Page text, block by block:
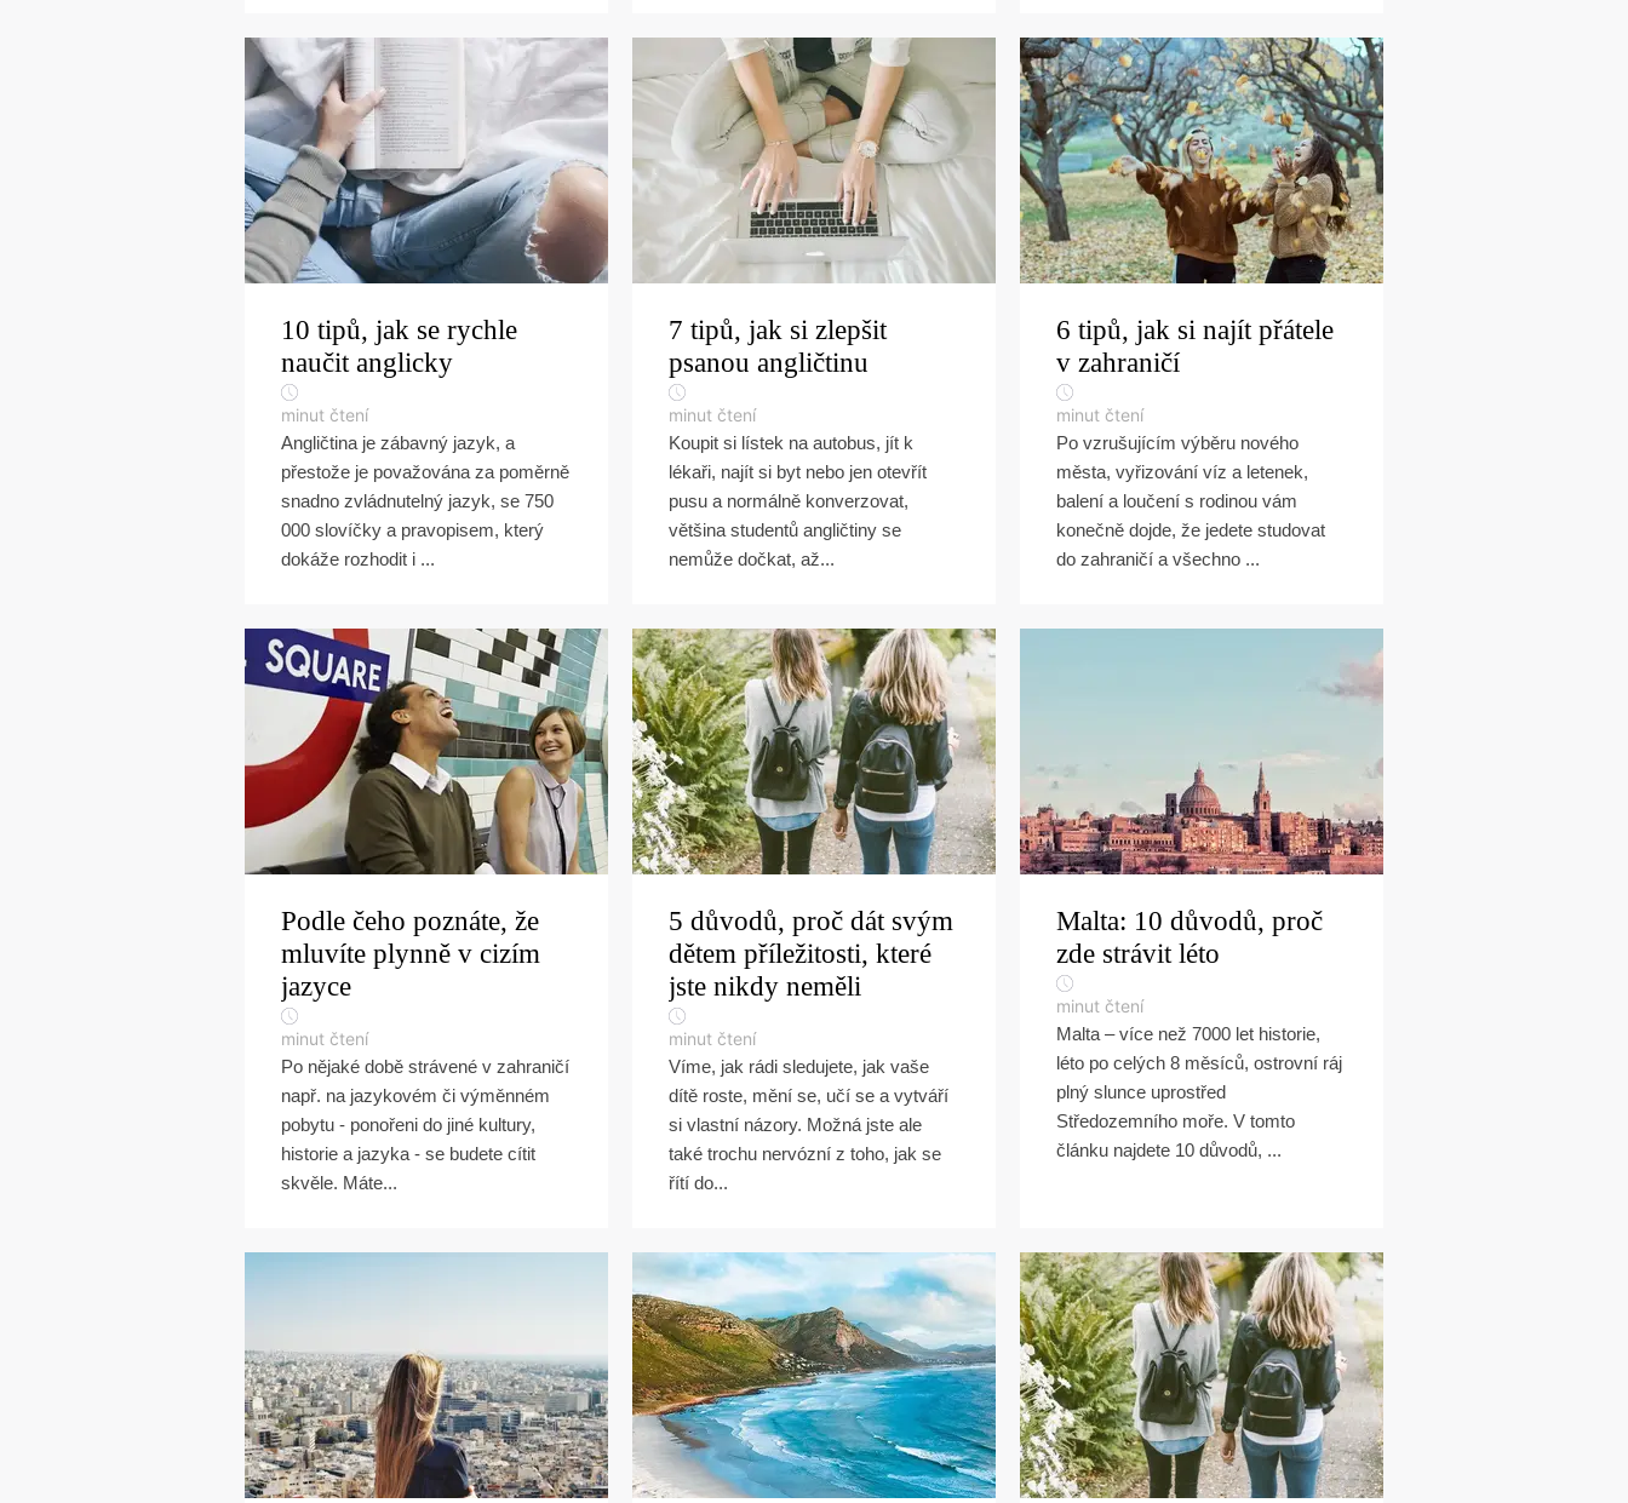
10 tipů, jak se rychle
naučit anglicky
minut čtení
Angličtina je zábavný jazyk, a
přestože je považována za poměrně
snadno zvládnutelný jazyk, se 750
000 slovíčky a pravopisem, který
dokáže rozhodit i ...
7 tipů, jak si zlepšit
psanou angličtinu
minut čtení
Koupit si lístek na autobus, jít k
lékaři, najít si byt nebo jen otevřít
pusu a normálně konverzovat,
většina studentů angličtiny se
nemůže dočkat, až...
6 tipů, jak si najít přátele
v zahraničí
minut čtení
Po vzrušujícím výběru nového
města, vyřizování víz a letenek,
balení a loučení s rodinou vám
konečně dojde, že jedete studovat
do zahraničí a všechno ...
Podle čeho poznáte, že
mluvíte plynně v cizím
jazyce
minut čtení
Po nějaké době strávené v zahraničí
např. na jazykovém či výměnném
pobytu - ponořeni do jiné kultury,
historie a jazyka - se budete cítit
skvěle. Máte...
5 důvodů, proč dát svým
dětem příležitosti, které
jste nikdy neměli
minut čtení
Víme, jak rádi sledujete, jak vaše
dítě roste, mění se, učí se a vytváří
si vlastní názory. Možná jste ale
také trochu nervózní z toho, jak se
řítí do...
Malta: 10 důvodů, proč
zde strávit léto
minut čtení
Malta – více než 7000 let historie,
léto po celých 8 měsíců, ostrovní ráj
plný slunce uprostřed
Středozemního moře. V tomto
článku najdete 10 důvodů, ...